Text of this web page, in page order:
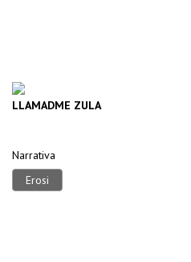
LLAMADME ZULA
Narrativa
Erosi